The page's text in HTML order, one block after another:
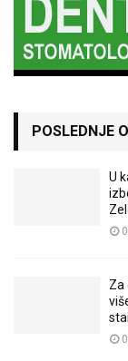
POSLEDNJE
U
Za